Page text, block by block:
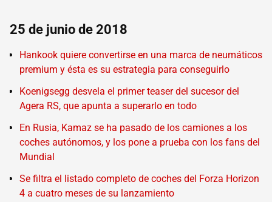
25 de junio de 2018
Hankook quiere convertirse en una marca de neumáticos
premium y ésta es su estrategia para conseguirlo
Koenigsegg desvela el primer teaser del sucesor del
Agera RS, que apunta a superarlo en todo
En Rusia, Kamaz se ha pasado de los camiones a los
coches autónomos, y los pone a prueba con los fans del
Mundial
Se filtra el listado completo de coches del Forza Horizon
4 a cuatro meses de su lanzamiento